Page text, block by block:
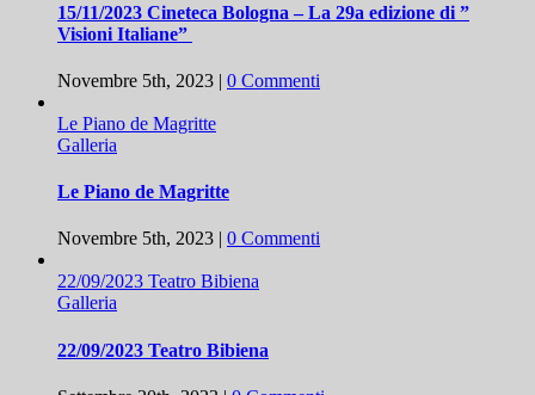
15/11/2023 Cineteca Bologna – La 29a edizione di ”
Visioni Italiane”
Novembre 5th, 2023 | 0 Commenti
Le Piano de Magritte
Galleria
Le Piano de Magritte
Novembre 5th, 2023 | 0 Commenti
22/09/2023 Teatro Bibiena
Galleria
22/09/2023 Teatro Bibiena